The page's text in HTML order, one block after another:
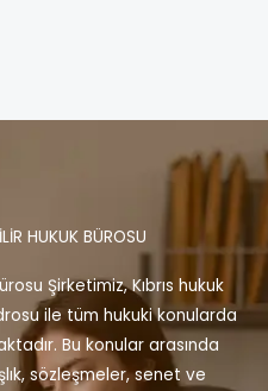
HUKUK BÜROSU
Şirketimiz, Kıbrıs hukuk
ile tüm hukuki konularda
Bu konular arasında
sözleşmeler, senet ve